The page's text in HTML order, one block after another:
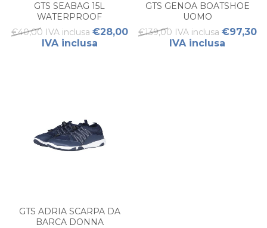
GTS SEABAG 15L
WATERPROOF
€40,00 IVA inclusa €28,00
IVA inclusa
GTS GENOA BOATSHOE
UOMO
€139,00 IVA inclusa €97,30
IVA inclusa
GTS ADRIA SCARPA DA
BARCA DONNA